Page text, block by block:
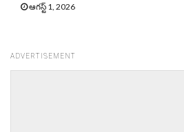
ఆగస్ట్ 1, 2026
ADVERTISEMENT